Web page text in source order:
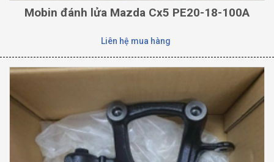
Mobin đánh lửa Mazda Cx5 PE20-18-100A
Liên hệ mua hàng